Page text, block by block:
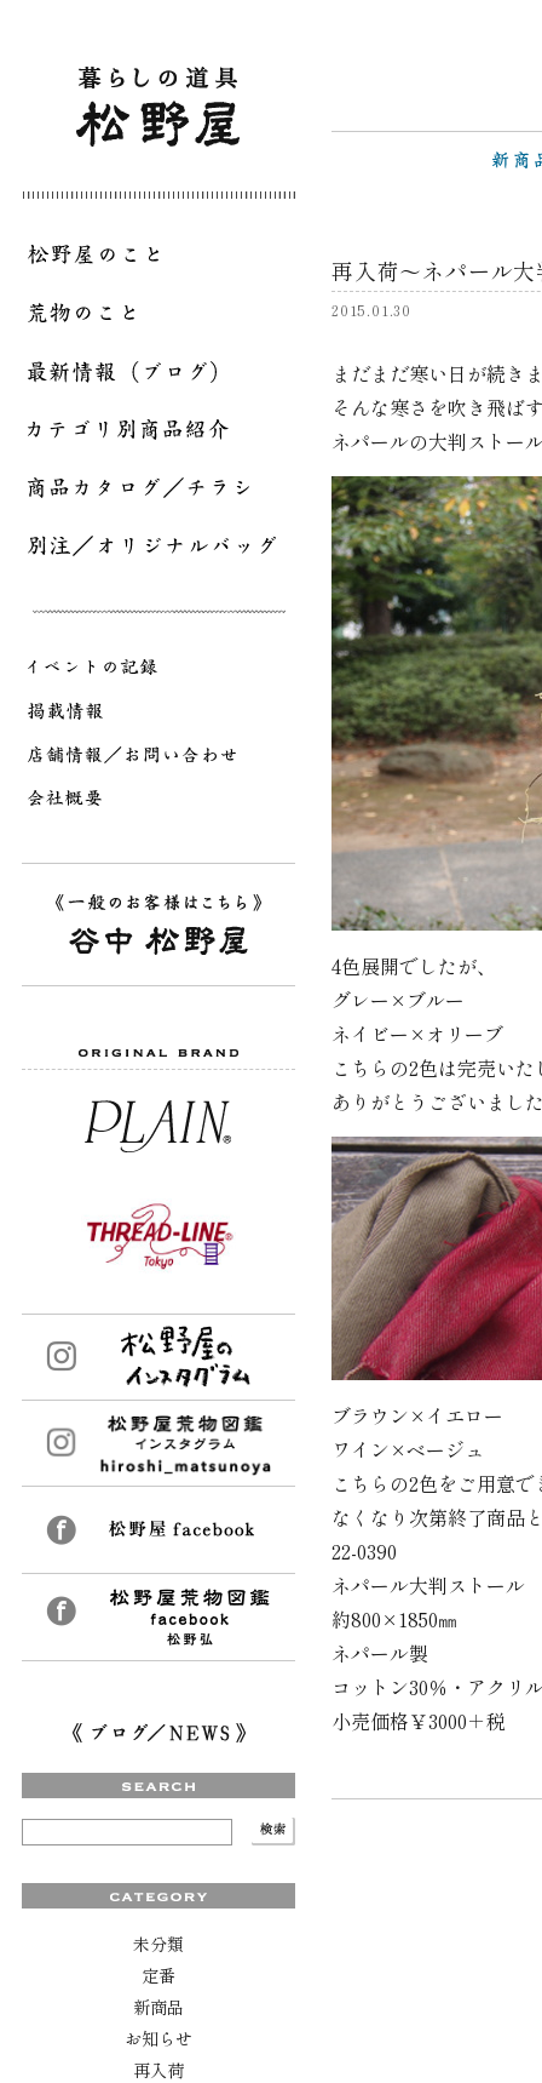
未分類
定番
新商品
お知らせ
再入荷
再入荷～ネパール
2015.01.30
まだまだ寒い日が続き
そんな寒さを吹き飛ば
ネパールの大判ストー
4色展開でしたが、
グレー×ブルー
ネイビー×オリーブ
こちらの2色は完売い
ありがとうございまし
ブラウン×イエロー
ワイン×ベージュ
こちらの2色をご用意
なくなり次第終了商品
22-0390
ネパール大判ストール
約800×1850㎜
ネパール製
コットン30％・アクリ
小売価格￥3000＋税